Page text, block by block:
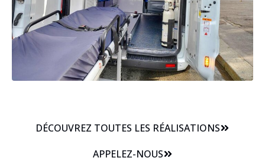
DÉCOUVREZ TOUTES LES RÉALISATIONS
APPELEZ-NOUS